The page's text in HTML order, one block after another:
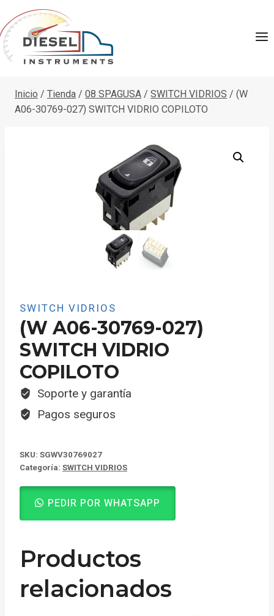
Saltar
al
contenido
Inicio / Tienda / 08 SPAGUSA / SWITCH VIDRIOS / (W
A06-30769-027) SWITCH VIDRIO COPILOTO
SWITCH VIDRIOS
(W A06-30769-027)
SWITCH VIDRIO
COPILOTO
Soporte y garantía
Pagos seguros
SKU: SGWV30769027
Categoría: SWITCH VIDRIOS
PEDIR POR WHATSAPP
Productos
relacionados